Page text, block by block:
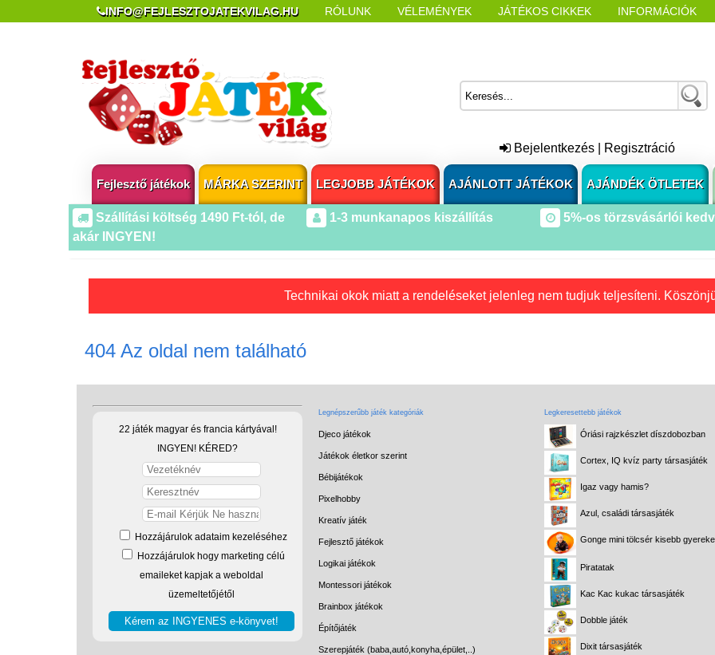
INFO@FEJLESZTOJATEKVILAG.HU RÓLUNK VÉLEMÉNYEK JÁTÉKOS CIKKEK INFORMÁCIÓK
Bejelentkezés Regisztráció
Fejlesztő játékok MÁRKA SZERINT LEGJOBB JÁTÉKOK AJÁNLOTT JÁTÉKOK AJÁNDÉK ÖTLETEK
Szállítási költség 1490 Ft-tól, de
akár INGYEN!
1-3 munkanapos kiszállítás 5%-os törzsvásárlói
Technikai okok miatt a rendeléseket jelenleg nem tudjuk teljesíteni.
404 Az oldal nem található
22 játék magyar és francia kártyával!
INGYEN! KÉRED?
Hozzájárulok adataim kezeléséhez
Hozzájárulok hogy marketing célú
emaileket kapjak a weboldal
üzemeltetőjétől
Legnépszerűbb játék kategóriák
Djeco játékok
Játékok életkor szerint
Bébijátékok
Pixelhobby
Kreatív játék
Fejlesztő játékok
Logikai játékok
Montessori játékok
Brainbox játékok
Építőjáték
Szerepjáték (baba,autó,konyha,épület,..)
Legkeresettebb játékok
Óriási rajzkészlet díszdobozban
Cortex, IQ kvíz party társasjáték
Igaz vagy hamis?
Azul, családi társasjáték
Gonge mini tölcsér kisebb
Piratatak
Kac Kac kukac társasjáték
Dobble játék
Dixit társasjáték